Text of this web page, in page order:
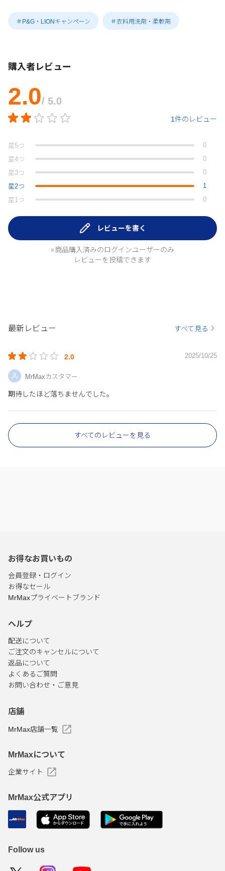
＃P&G・LIONキャンペーン ＃衣料用洗剤・柔軟剤
購入者レビュー
2.0/ 5.0
1件のレビュー
星 5つ
0
星4つ
0
星 3つ
0
星2つ
1
星 1つ 0
レビューを書く
※商品購入済みのログインユーザーのみ
レビューを投稿できます
最新レビュー すべて見る
2.0 2025/10/25
MrMaxカスタマー
期待したほど落ちませんでした。
すべてのレビューを見る
お得なお買いもの
会員登録・ログイン
お得なセール
MrMaxプライベートブランド
ヘルプ
配送について
ご注文のキャンセルについて
返品について
よくあるご質問
お問い合わせ・ご意見
店舗
MrMax店舗一覧
MrMaxについて
企業サイト
MrMax公式アプリ
Follow us